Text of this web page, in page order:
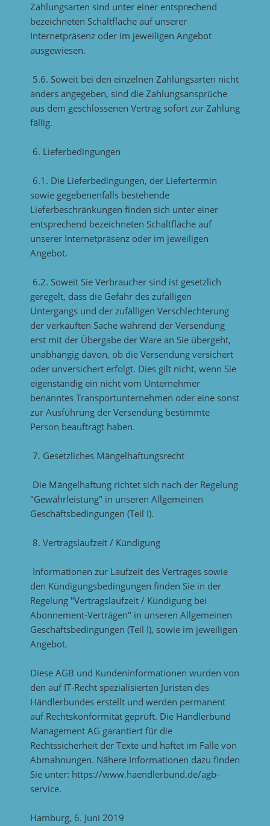
Zahlungsarten sind unter einer entsprechend
bezeichneten Schaltfläche auf unserer
Internetpräsenz oder im jeweiligen Angebot
ausgewiesen.
5.6. Soweit bei den einzelnen Zahlungsarten nicht
anders angegeben, sind die Zahlungsansprüche
aus dem geschlossenen Vertrag sofort zur Zahlung
fällig.
6. Lieferbedingungen
6.1. Die Lieferbedingungen, der Liefertermin
sowie gegebenenfalls bestehende
Lieferbeschränkungen finden sich unter einer
entsprechend bezeichneten Schaltfläche auf
unserer Internetpräsenz oder im jeweiligen
Angebot.
6.2. Soweit Sie Verbraucher sind ist gesetzlich
geregelt, dass die Gefahr des zufälligen
Untergangs und der zufälligen Verschlechterung
der verkauften Sache während der Versendung
erst mit der Übergabe der Ware an Sie übergeht,
unabhängig davon, ob die Versendung versichert
oder unversichert erfolgt. Dies gilt nicht, wenn Sie
eigenständig ein nicht vom Unternehmer
benanntes Transportunternehmen oder eine sonst
zur Ausführung der Versendung bestimmte
Person beauftragt haben.
7. Gesetzliches Mängelhaftungsrecht
Die Mängelhaftung richtet sich nach der Regelung
"Gewährleistung" in unseren Allgemeinen
Geschäftsbedingungen (Teil I).
8. Vertragslaufzeit / Kündigung
Informationen zur Laufzeit des Vertrages sowie
den Kündigungsbedingungen finden Sie in der
Regelung "Vertragslaufzeit / Kündigung bei
Abonnement-Verträgen" in unseren Allgemeinen
Geschäftsbedingungen (Teil I), sowie im jeweiligen
Angebot.
Diese AGB und Kundeninformationen wurden von
den auf IT-Recht spezialisierten Juristen des
Händlerbundes erstellt und werden permanent
auf Rechtskonformität geprüft. Die Händlerbund
Management AG garantiert für die
Rechtssicherheit der Texte und haftet im Falle von
Abmahnungen. Nähere Informationen dazu finden
Sie unter: https://www.haendlerbund.de/agb-
service.
Hamburg, 6. Juni 2019